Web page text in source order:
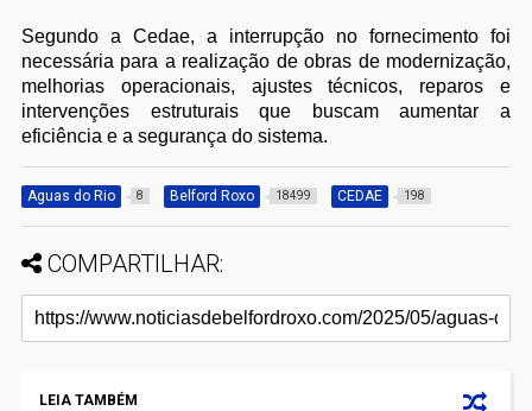
Segundo a Cedae, a interrupção no fornecimento foi
necessária para a realização de obras de modernização,
melhorias operacionais, ajustes técnicos, reparos e
intervenções estruturais que buscam aumentar a
eficiência e a segurança do sistema.
Aguas do Rio 8 Belford Roxo 18499 CEDAE 198
COMPARTILHAR:
LEIA TAMBÉM